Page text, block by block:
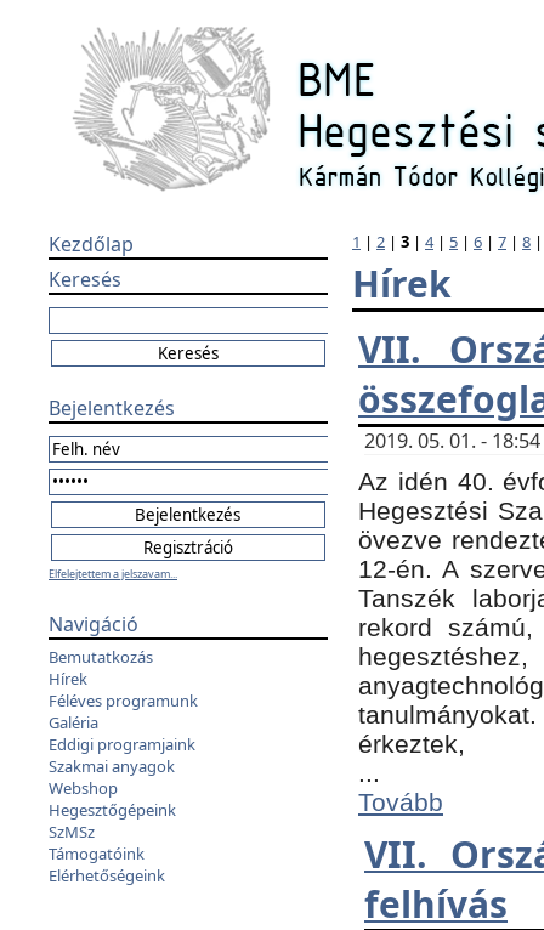
Kezdőlap
Keresés
Bejelentkezés
Elfelejtettem a jelszavam...
Navigáció
Bemutatkozás
Hírek
Féléves programunk
Galéria
Eddigi programjaink
Szakmai anyagok
Webshop
Hegesztőgépeink
SzMSz
Támogatóink
Elérhetőségeink
1 | 2 | 3 | 4| 5 | 6 | 7 | 8
Hírek
VII.
2019. 05. 01. -
Az idén 40.
Hegesztési
övezve
12-én. A
Tanszék
rekord
érkeztek,
...
Tovább
VII.
felhívás